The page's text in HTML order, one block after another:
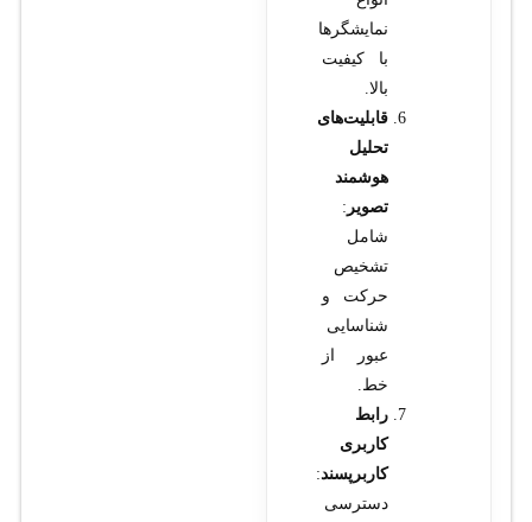
نمایشگرها
با کیفیت
بالا.
قابلیت‌های
تحلیل
هوشمند
تصویر :
شامل
تشخیص
حرکت و
شناسایی
عبور از
خط.
رابط
کاربری
کاربرپسند:
دسترسی